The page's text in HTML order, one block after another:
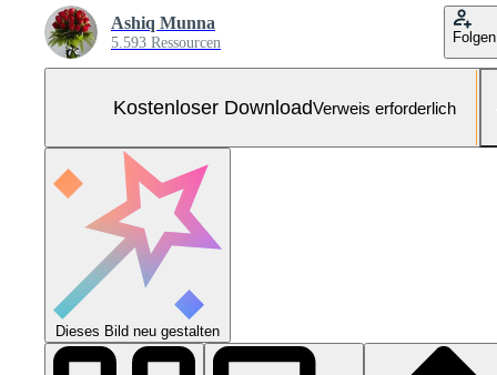
Ashiq Munna
5.593 Ressourcen Folgen
Kostenloser DownloadVerweis erforderlich
Dieses Bild neu gestalten